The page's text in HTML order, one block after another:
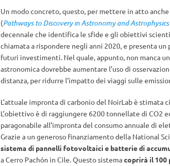
Un modo concreto, questo, per mettere in atto
(Pathways to Discovery in Astronomy and
decennale che identifica le sfide e gli obiettivi
chiamata a rispondere negli anni 2020, e presenta
futuri investimenti. Nel quale, appunto, non manca
astronomica dovrebbe aumentare l’uso di
distanza, per ridurre l’impatto dei viaggi sulle
L’attuale impronta di carbonio del NoirLab è stimata
L’obiettivo è di raggiungere 6200 tonnellate di CO2
paragonabile all’impronta del consumo annuale di
Grazie a un generoso finanziamento della National
sistema di pannelli fotovoltaici e batterie di
a Cerro Pachón in Cile. Questo sistemacoprirà il 100